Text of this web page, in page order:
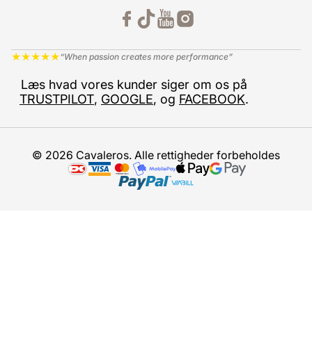
★★★★★“When passion creates more performance”
Læs hvad vores kunder siger om os på
TRUSTPILOT, GOOGLE, og FACEBOOK.
© 2026 Cavaleros. Alle rettigheder forbeholdes